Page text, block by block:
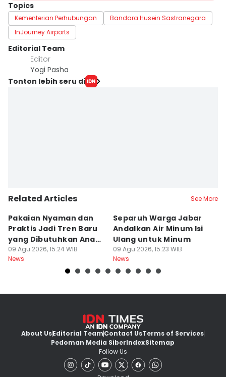
Topics
Kementerian Perhubungan
Bandara Husein Sastranegara
InJourney Airports
Editorial Team
Editor
Yogi Pasha
Tonton lebih seru di
Related Articles See More
Pakaian Nyaman dan
Praktis Jadi Tren Baru
yang Dibutuhkan Anak
Muda
09 Agu 2026, 15:24 WIB
News
Separuh Warga Jabar
Andalkan Air Minum Isi
Ulang untuk Minum
09 Agu 2026, 15:23 WIB
News
About UsEditorial TeamContact UsTerms of Services
Pedoman Media SiberIndexSitemap
Follow Us